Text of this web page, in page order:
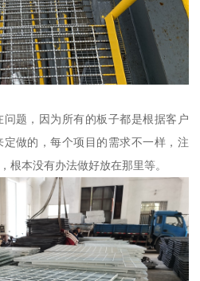
题，因为所有的板子都是根据客户
做的，每个项目的需求不一样，注
根本没有办法做好放在那里等。